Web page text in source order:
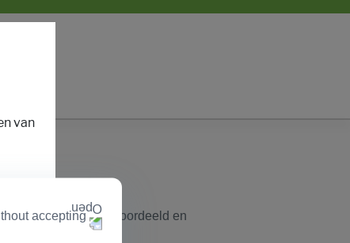
accepting
Het materiaal is beoordeeld en
van